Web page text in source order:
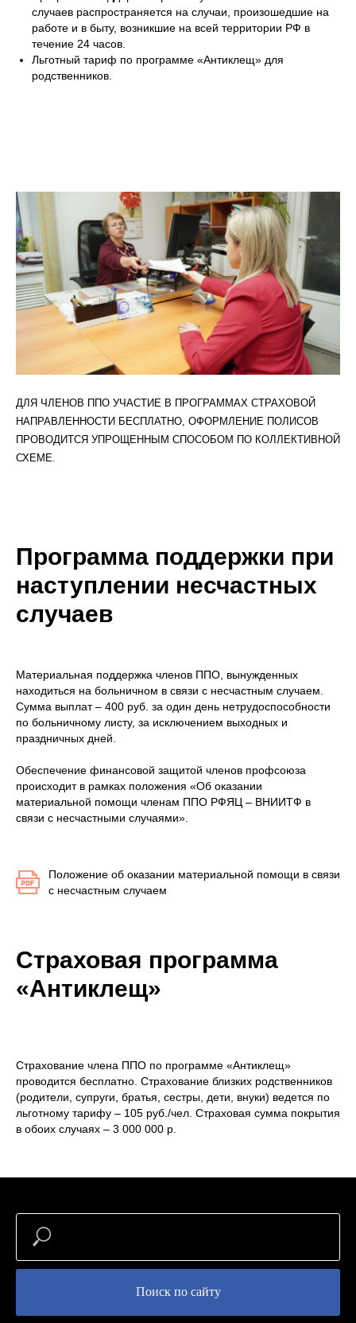
случаев распространяется на случаи, произошедшие на
работе и в быту, возникшие на всей территории РФ в
течение 24 часов.
Льготный тариф по программе «Антиклещ» для
родственников.
ДЛЯ ЧЛЕНОВ ППО УЧАСТИЕ В ПРОГРАММАХ СТРАХОВОЙ
НАПРАВЛЕННОСТИ БЕСПЛАТНО, ОФОРМЛЕНИЕ ПОЛИСОВ
ПРОВОДИТСЯ УПРОЩЕННЫМ СПОСОБОМ ПО КОЛЛЕКТИВНОЙ
СХЕМЕ.
Программа поддержки при
наступлении несчастных
случаев
Материальная поддержка членов ППО, вынужденных
находиться на больничном в связи с несчастным случаем.
Сумма выплат – 400 руб. за один день нетрудоспособности
по больничному листу, за исключением выходных и
праздничных дней.
Обеспечение финансовой защитой членов профсоюза
происходит в рамках положения «Об оказании
материальной помощи членам ППО РФЯЦ – ВНИИТФ в
связи с несчастными случаями».
Положение об оказании материальной помощи в связи
с несчастным случаем
Страховая программа
«Антиклещ»
Страхование члена ППО по программе «Антиклещ»
проводится бесплатно. Страхование близких родственников
(родители, супруги, братья, сестры, дети, внуки) ведется по
льготному тарифу – 105 руб./чел. Страховая сумма покрытия
в обоих случаях – 3 000 000 р.
Поиск по сайту